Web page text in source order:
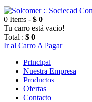
0 Items - $ 0
Tu carro está vacio!
Total : $ 0
Ir al Carro A Pagar
Principal
Nuestra Empresa
Productos
Ofertas
Contacto